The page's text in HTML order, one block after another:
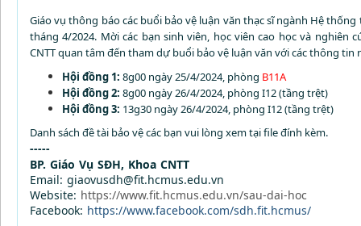
Giáo vụ thông báo các buổi bảo vệ luận văn thạc sĩ ngành Hệ
tháng 4/2024. Mời các bạn sinh viên, học viên cao học và nghiên
CNTT quan tâm đến thamdự buổi bảo vệ luận văn với các thông tin
Hội đồng 1: 8g00 ngày 25/4/2024, phòng B11A
Hội đồng 2: 8g00 ngày 26/4/2024, phòng I12 (tầng trệt)
Hội đồng 3: 13g30 ngày 26/4/2024, phòng I12 (tầng trệt)
Danh sách đề tài bảo vệ các bạn vui lòng xem tại file đính kèm.
-----
BP. Giáo Vụ SĐH, Khoa CNTT
Email: giaovusdh@fit.hcmus.edu.vn
Website: https://www.fit.hcmus.edu.vn/sau-dai-hoc
Facebook: https://www.facebook.com/sdh.fit.hcmus/